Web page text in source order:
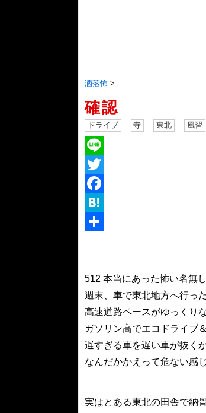
洒落怖 >
確認
ドライブ 寺 東北 風習
Line
Twitter
Facebook
Hatena
512 本当にあった怖い名無
週末、車で東北地方へ行っ
高速道路ペースがゆっくり
ガソリン高でエコドライブ
遅すぎる車を遅い車が抜く
なんだかかえって危ない感
実はとある東北の田舎で納